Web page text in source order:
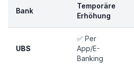
Bank
Temporäre
Erhöhung
UBS
✅ Per
App/E-
Banking